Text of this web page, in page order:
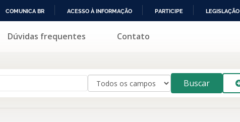
PARA
COMUNICA BR ACESSO À INFORMAÇÃO PARTICIPE LEGISLAÇÃO
Dúvidas frequentes Contato
Buscar